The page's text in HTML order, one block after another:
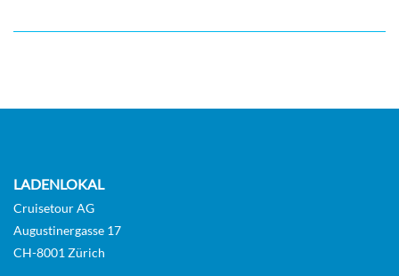
Mistral Stateroom-[M]
LADENLOKAL
Cruisetour AG
Augustinergasse 17
CH-8001 Zürich